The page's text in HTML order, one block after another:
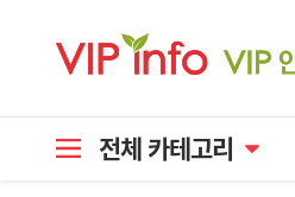
전체 카테고리